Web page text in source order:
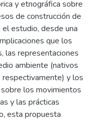
y etnográfica sobre
de construcción de
estudio, desde una
que los
las representaciones
ambiente (nativos
y los
los movimientos
y las prácticas
esta propuesta